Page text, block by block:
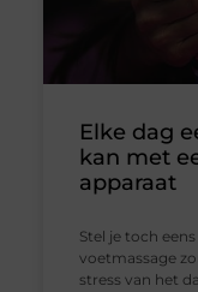
Elke dag
kan met
apparaat
Stel je toch
voetmassage
stress van het